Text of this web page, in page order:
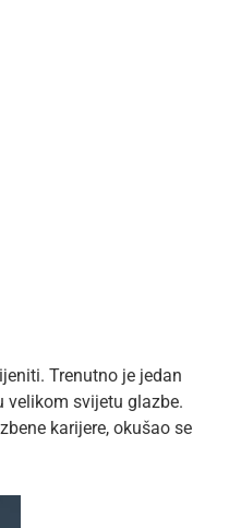
Trenutno je jedan
svijetu glazbe.
karijere, okušao se